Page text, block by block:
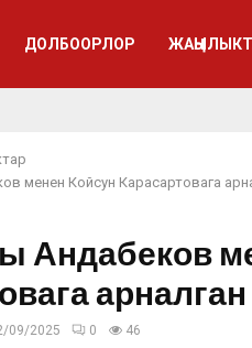
ДОЛБООРЛОР
менен Койсун Карасартовага
Андабеков
09/2025 0 46